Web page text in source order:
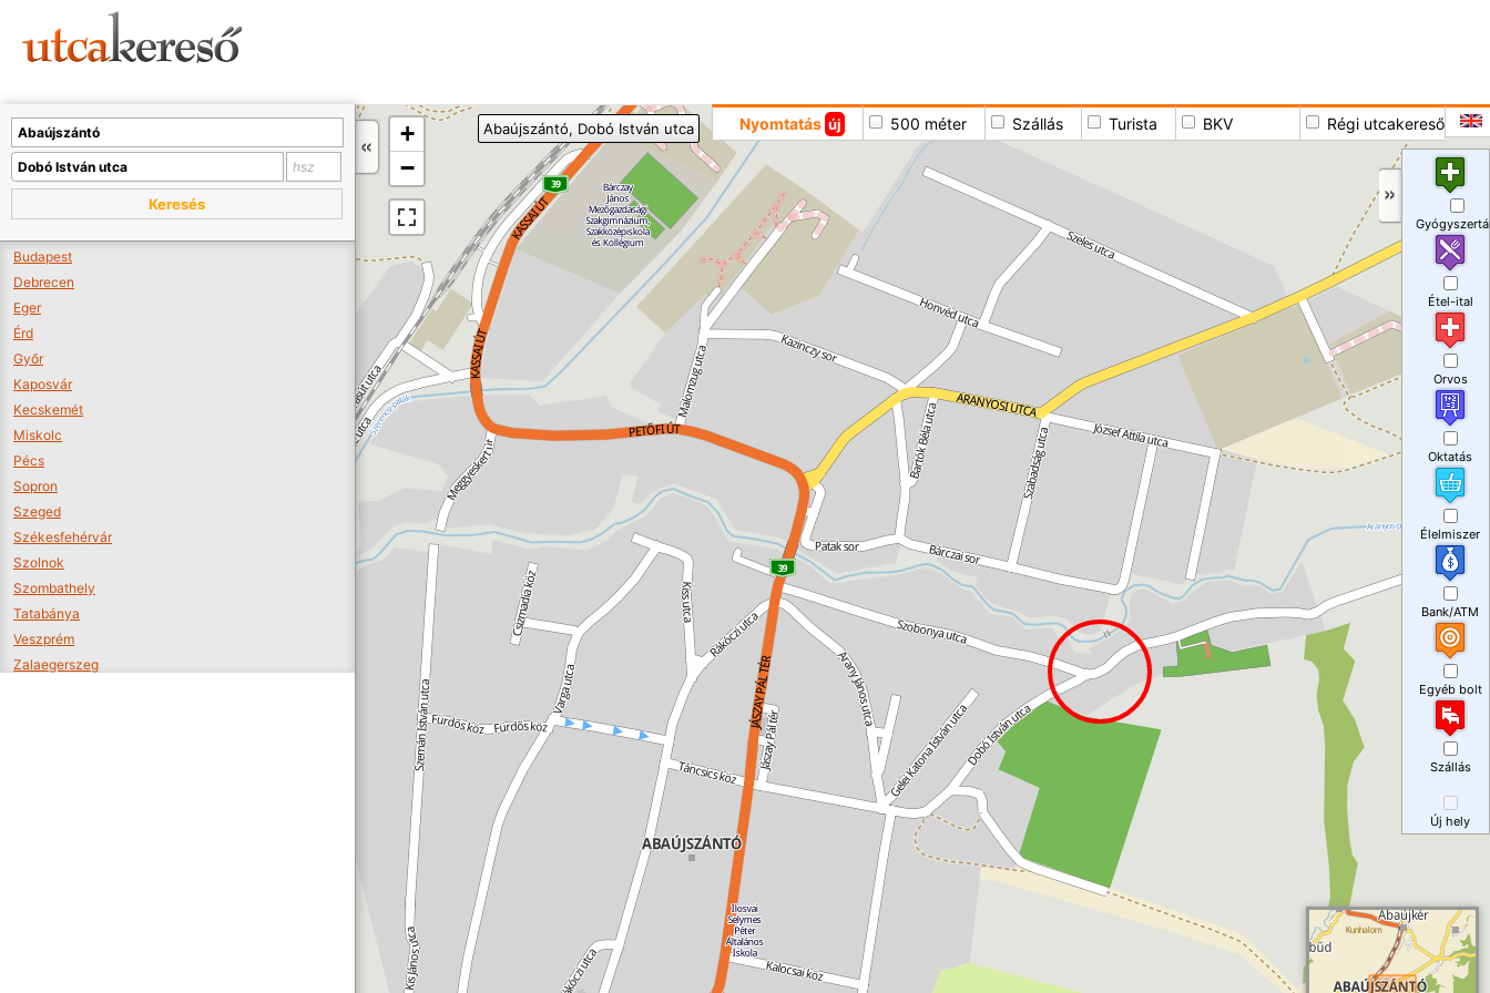
+
−
Nyomtatás új 500 méter Szállás Turista BKV Régi utcakereső
Abaújszántó, Dobó István utca
Keresés
Budapest
Debrecen
Eger
Érd
Győr
Kaposvár
Kecskemét
Miskolc
Pécs
Sopron
Szeged
Székesfehérvár
Szolnok
Szombathely
Tatabánya
Veszprém
Zalaegerszeg
Étel-ital
Orvos
Oktatás
Élelmiszer
Bank/ATM
Egyéb bolt
Szállás
Új hely
A térképet kicsinyíteni kell, hogy látszódjanak a boltok.
Boltok látszódjanak >>